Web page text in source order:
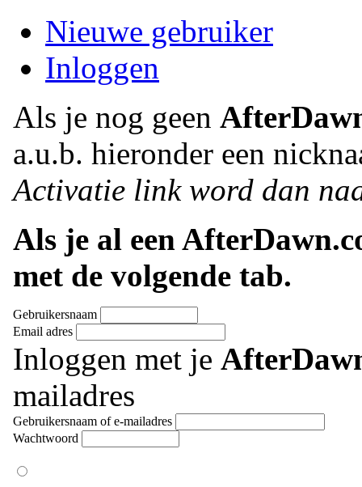
Nieuwe gebruiker
Inloggen
Als je nog geen
a.u.b. hieronder een
Activatie link word dan
Als je al een
met de volgende tab.
Gebruikersnaam
Email adres
Inloggen met je
mailadres
Gebruikersnaam of e-mailadres
Wachtwoord